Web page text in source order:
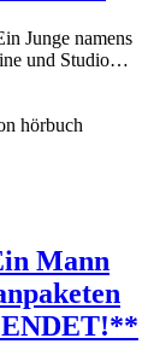
Junge namens
und Studio…
Mann